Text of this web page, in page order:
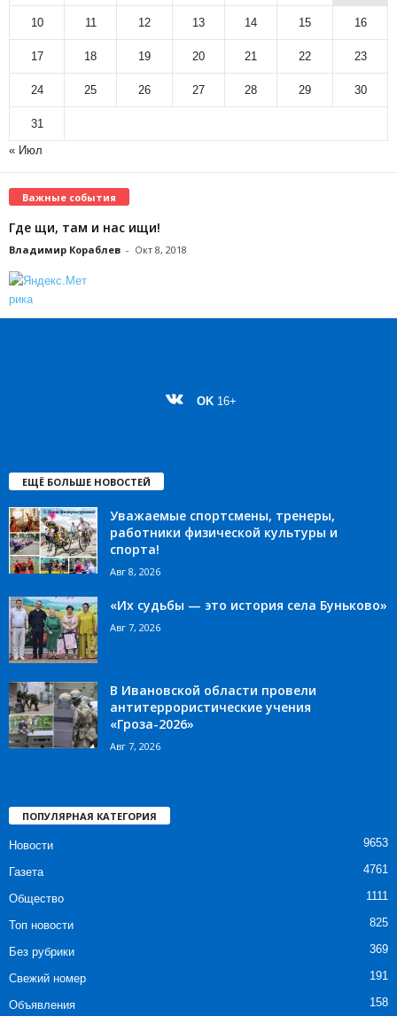
10 11 12 13 14 15 16
17 18 19 20 21 22 23
24 25 26 27 28 29 30
31
« Июл
Важные события
Где щи, там и нас ищи!
Владимир Кораблев - Окт 8, 2018
OK 16+
ЕЩЁ БОЛЬШЕ НОВОСТЕЙ
Уважаемые спортсмены, тренеры,
работники физической культуры и
спорта!
Авг 8, 2026
«Их судьбы — это история села Буньково»
Авг 7, 2026
В Ивановской области провели
антитеррористические учения
«Гроза-2026»
Авг 7, 2026
ПОПУЛЯРНАЯ КАТЕГОРИЯ
Новости 9653
Газета 4761
Общество 1111
Топ новости 825
Без рубрики 369
Свежий номер 191
Объявления 158